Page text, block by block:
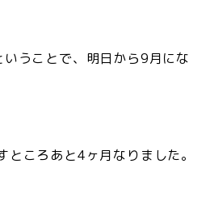
うことで、明日から9月にな
ところあと4ヶ月なりました。